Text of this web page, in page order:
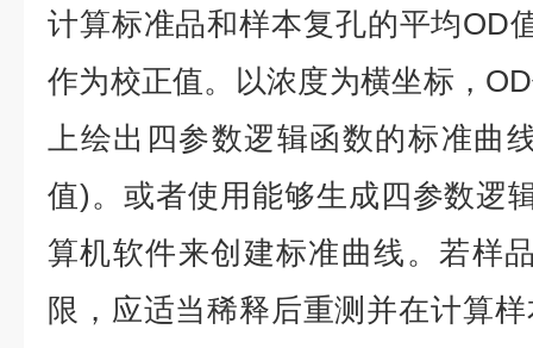
计算标准品和样本复孔的平均OD
作为校正值。以浓度为横坐标，
上绘出四参数逻辑函数的标准曲
值)。或者使用能够生成四参数逻
算机软件来创建标准曲线。若样
限，应适当稀释后重测并在计算